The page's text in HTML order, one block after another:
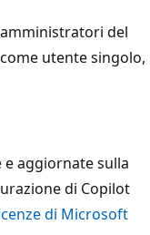
del
utente singolo,
aggiornate sulla
di Copilot
di Microsoft